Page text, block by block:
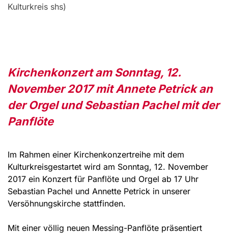
Kulturkreis shs)
Kirchenkonzert am Sonntag, 12.
November 2017 mit Annete Petrick an
der Orgel und Sebastian Pachel mit der
Panflöte
Im Rahmen einer Kirchenkonzertreihe mit dem
Kulturkreisgestartet wird am Sonntag, 12. November
2017 ein Konzert für Panflöte und Orgel ab 17 Uhr
Sebastian Pachel und Annette Petrick in unserer
Versöhnungskirche stattfinden.
Mit einer völlig neuen Messing-Panflöte präsentiert